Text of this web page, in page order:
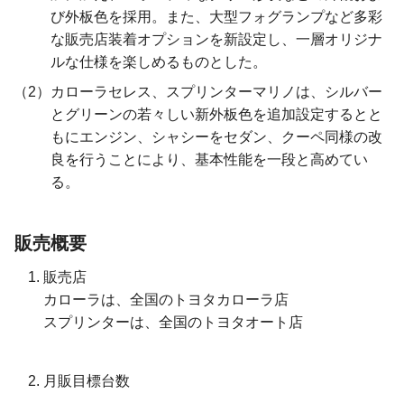
び外板色を採用。また、大型フォグランプなど多彩
な販売店装着オプションを新設定し、一層オリジナ
ルな仕様を楽しめるものとした。
カローラセレス、スプリンターマリノは、シルバー
とグリーンの若々しい新外板色を追加設定するとと
もにエンジン、シャシーをセダン、クーペ同様の改
良を行うことにより、基本性能を一段と高めてい
る。
販売概要
販売店
カローラは、全国のトヨタカローラ店
スプリンターは、全国のトヨタオート店
月販目標台数